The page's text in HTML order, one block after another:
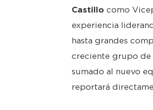
Castillo como
experiencia
hasta grandes
creciente grupo de
sumado al nuevo
reportará